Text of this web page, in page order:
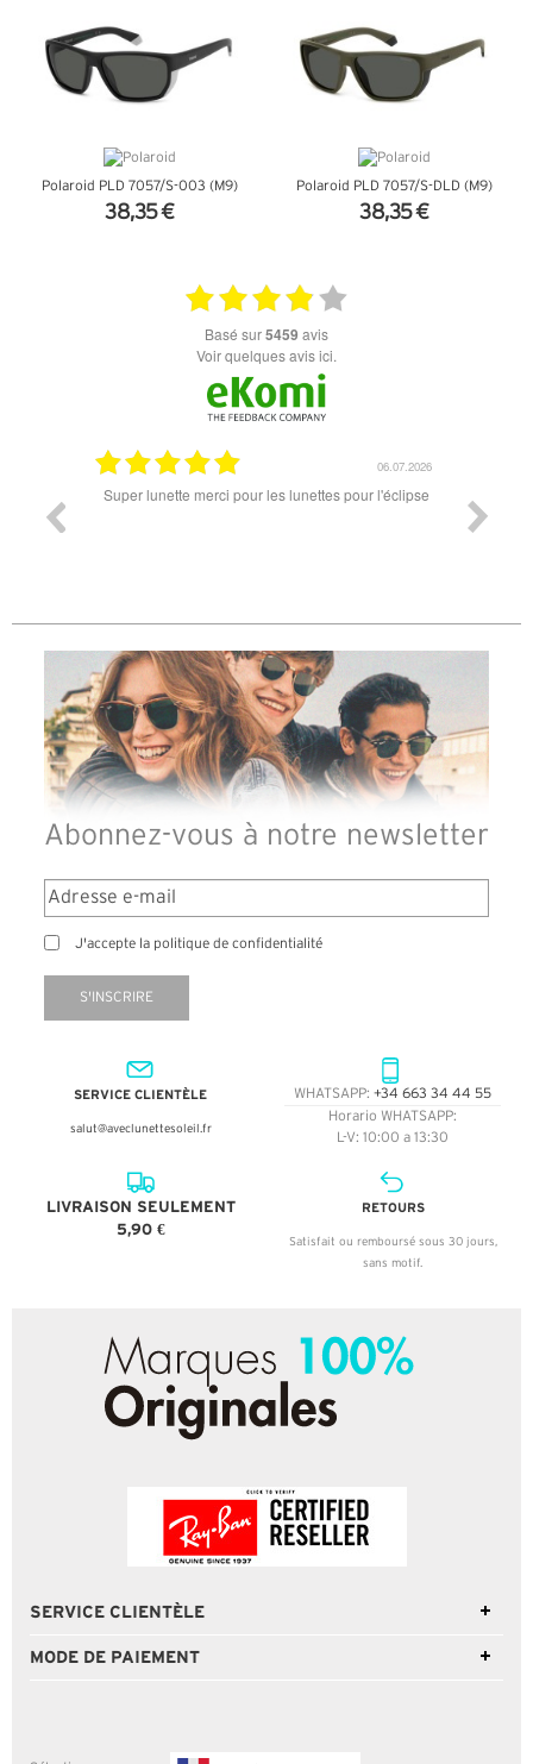
Polaroid PLD 7057/S-003 (M9)
38,35 €
Polaroid PLD 7057/S-DLD (M9)
38,35 €
basé sur5459 avis
Voir quelques avis ici.
06.07.2026
Super lunette merci pour les lunettes pour l'éclipse
Abonnez-vous à notre newsletter
J'accepte la politique de confidentialité
S'INSCRIRE
SERVICE CLIENTÈLE
salut@aveclunettesoleil.fr
WHATSAPP: +34 663 34 44 55
Horario WHATSAPP:
L-V: 10:00 a 13:30
LIVRAISON SEULEMENT
5,90 €
RETOURS
Satisfait ou remboursé sous 30 jours,
sans motif.
SERVICE CLIENTÈLE
MODE DE PAIEMENT